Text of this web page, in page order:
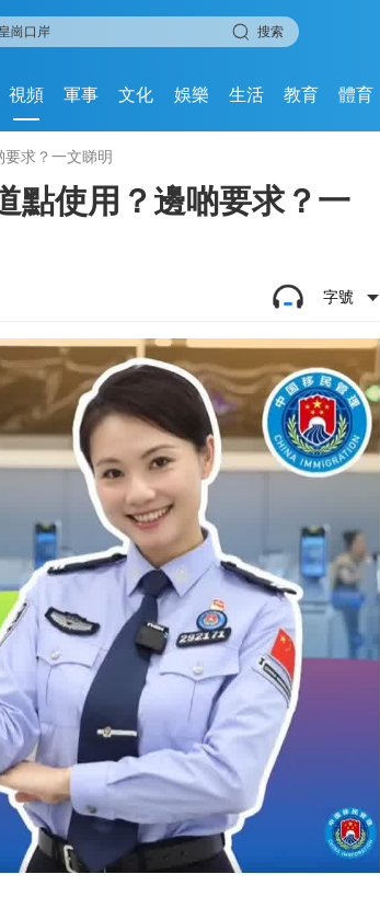
搜索
視頻 軍事 文化 娛樂 生活 教育 體育
求？一文睇明
點使用？邊啲要求？一
字號